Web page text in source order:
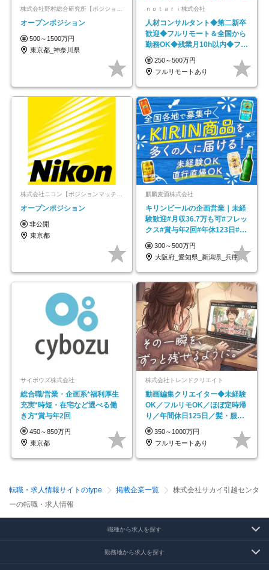
オープンポジション
500～1500万円
東京都_神奈川県
ｎｏｔａｒｉ株式会社
人材コンサルタント◆第二新卒
歓迎◆フルリモート＆全国から
勤務OK◆残業月10h以内◆フレ
ックス制
250～500万円
フルリモートあり
株式会社ニコン【ポジションマッチ登録】
オープンポジション
非公開
東京都
麒麟麦酒株式会社
キリンビールの企画営業｜未経
験歓迎#月収36.7万も可#フレッ
クス#賞与年2回#年休123日#完
全週休2日制
300～500万円
大阪府_愛知県_新潟県_兵庫県_福岡県
サイボウズ株式会社
総合職/営業・企画系*福利厚生
充実*時短・在宅など選べる働
き方*賞与年2回
450～850万円
東京都
株式会社トレンドクリエイト
動画編集クリエイター◆未経験
OK／フルリモOK／ほぼ定時帰
り／年間休日125日／髪・服・
ネイル自由／副業OK
350～1000万円
フルリモートあり
転職・求人情報サイトのtype 掲載企業一覧
株式会社サカイ引越センタ
ーの転職・求人情報
職種から求人を探す
勤務地から求人を探す